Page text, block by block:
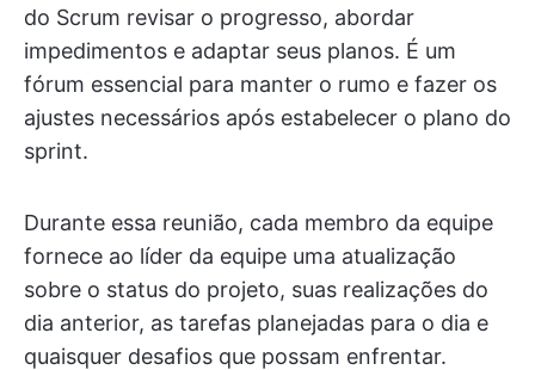
do Scrum revisar o progresso, abordar
impedimentos e adaptar seus planos. É um
fórum essencial para manter o rumo e fazer os
ajustes necessários após estabelecer o plano do
sprint.
Durante essa reunião, cada membro da equipe
fornece ao líder da equipe uma atualização
sobre o status do projeto, suas realizações do
dia anterior, as tarefas planejadas para o dia e
quaisquer desafios que possam enfrentar.